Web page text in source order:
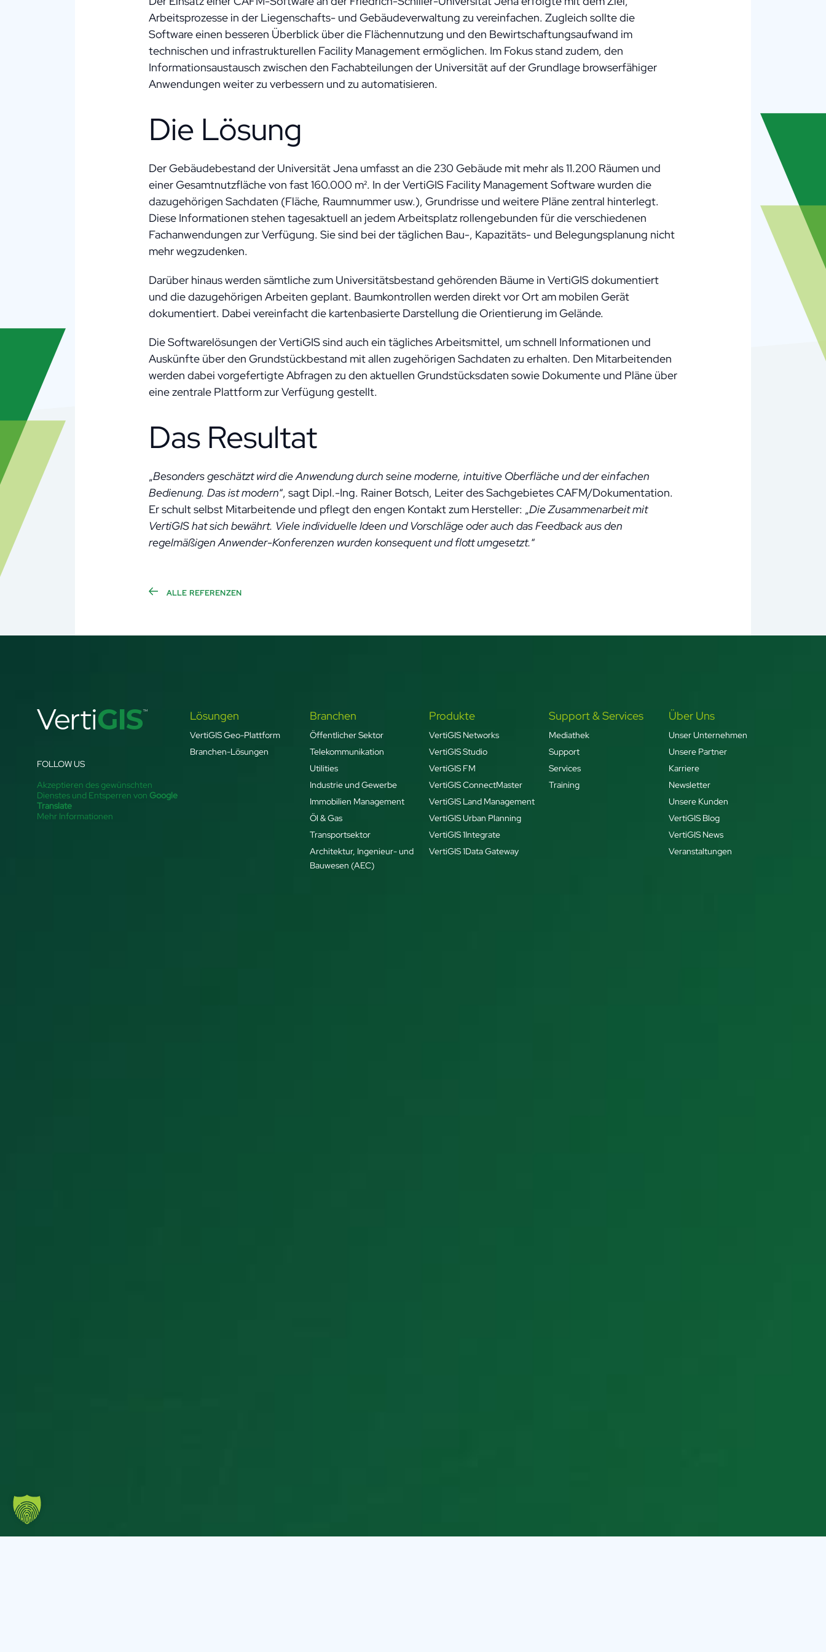
Arbeitsprozesse in der Liegenschafts- und Gebäudeverwaltung zu vereinfachen. Zugleich sollte die
Software einen besseren Überblick über die Flächennutzung und den Bewirtschaftungsaufwand im
technischen und infrastrukturellen Facility Management ermöglichen. Im Fokus stand zudem, den
Informationsaustausch zwischen den Fachabteilungen der Universität auf der Grundlage browserfähiger
Anwendungen weiter zu verbessern und zu automatisieren.
Die Lösung
Der Gebäudebestand der Universität Jena umfasst an die 230 Gebäude mit mehr als 11.200 Räumen und
einer Gesamtnutzfläche von fast 160.000 m². In der VertiGIS Facility Management Software wurden die
dazugehörigen Sachdaten (Fläche, Raumnummer usw.), Grundrisse und weitere Pläne zentral hinterlegt.
Diese Informationen stehen tagesaktuell an jedem Arbeitsplatz rollengebunden für die verschiedenen
Fachanwendungen zur Verfügung. Sie sind bei der täglichen Bau-, Kapazitäts- und Belegungsplanung nicht
mehr wegzudenken.
Darüber hinaus werden sämtliche zum Universitätsbestand gehörenden Bäume in VertiGIS dokumentiert
und die dazugehörigen Arbeiten geplant. Baumkontrollen werden direkt vor Ort am mobilen Gerät
dokumentiert. Dabei vereinfacht die kartenbasierte Darstellung die Orientierung im Gelände.
Die Softwarelösungen der VertiGIS sind auch ein tägliches Arbeitsmittel, um schnell Informationen und
Auskünfte über den Grundstückbestand mit allen zugehörigen Sachdaten zu erhalten. Den Mitarbeitenden
werden dabei vorgefertigte Abfragen zu den aktuellen Grundstücksdaten sowie Dokumente und Pläne über
eine zentrale Plattform zur Verfügung gestellt.
Das Resultat
„Besonders geschätzt wird die Anwendung durch seine moderne, intuitive Oberfläche und der einfachen
Bedienung. Das ist modern“, sagt Dipl.-Ing. Rainer Botsch, Leiter des Sachgebietes CAFM/Dokumentation.
Er schult selbst Mitarbeitende und pflegt den engen Kontakt zum Hersteller: „Die Zusammenarbeit mit
VertiGIS hat sich bewährt. Viele individuelle Ideen und Vorschläge oder auch das Feedback aus den
regelmäßigen Anwender-Konferenzen wurden konsequent und flott umgesetzt.“
ALLE REFERENZEN
FOLLOW US
Akzeptieren des gewünschten
Dienstes und Entsperren von Google
Translate
Mehr Informationen
Lösungen
VertiGIS Geo-Plattform
Branchen-Lösungen
Branchen
Öffentlicher Sektor
Telekommunikation
Utilities
Industrie und Gewerbe
Immobilien Management
Öl & Gas
Transportsektor
Architektur, Ingenieur- und
Bauwesen (AEC)
Produkte
VertiGIS Networks
VertiGIS Studio
VertiGIS FM
VertiGIS ConnectMaster
VertiGIS Land Management
VertiGIS Urban Planning
VertiGIS 1Integrate
VertiGIS 1Data Gateway
Support & Services
Mediathek
Support
Services
Training
Über Uns
Unser Unternehmen
Unsere Partner
Karriere
Newsletter
Unsere Kunden
VertiGIS Blog
VertiGIS News
Veranstaltungen